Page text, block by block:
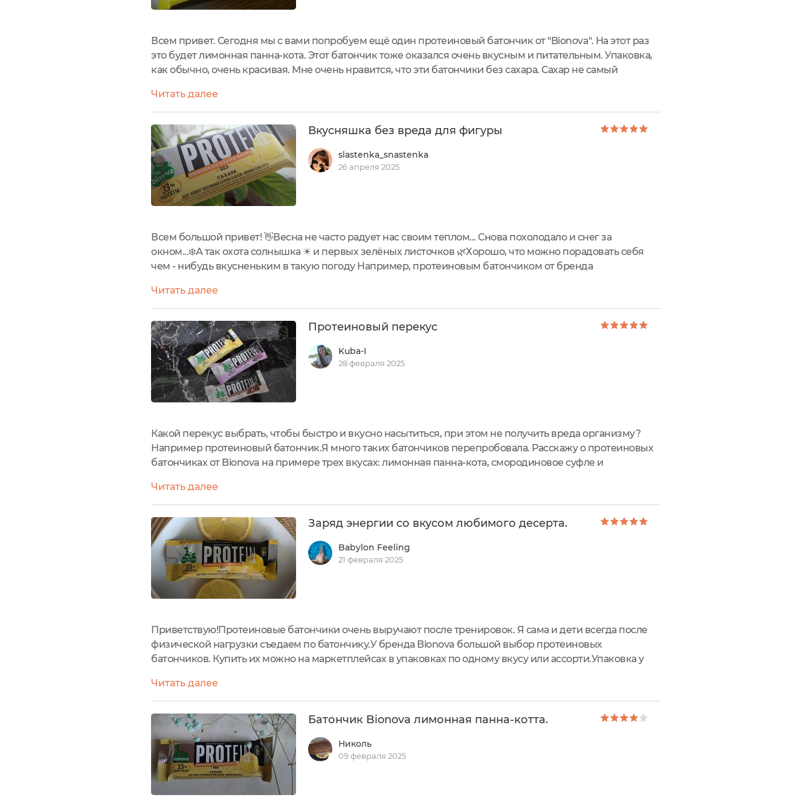
Всем привет. Сегодня мы с вами попробуем ещё один протеиновый батончик от "Bionova". На этот раз
это будет лимонная панна-кота. Этот батончик тоже оказался очень вкусным и питательным. Упаковка,
как обычно, очень красивая. Мне очень нравится, что эти батончики без сахара. Сахар не самый
помогут такие батончики,...
Читать далее
Вкусняшка без вреда для фигуры
slastenka_snastenka
26 апреля 2025
Всем большой привет! 👋Весна не часто радует нас своим теплом... Снова похолодало и снег за
окном...❄️А так охота солнышка ☀ и первых зелёных листочков 🌿Хорошо, что можно порадовать себя
чем - нибудь вкусненьким в такую погоду Например, протеиновым батончиком от бренда
открыть.Состав просто отличный, натуральный...
Читать далее
Протеиновый перекус
Kuba-I
28 февраля 2025
Какой перекус выбрать, чтобы быстро и вкусно насытиться, при этом не получить вреда организму?
Например протеиновый батончик.Я много таких батончиков перепробовала. Расскажу о протеиновых
батончиках от Bionova на примере трех вкусах: лимонная панна-кота, смородиновое суфле и
Кстати, это одна из их новинок. Раньше...
Читать далее
Заряд энергии со вкусом любимого десерта.
Babylon Feeling
21 февраля 2025
Приветствую!Протеиновые батончики очень выручают после тренировок. Я сама и дети всегда после
физической нагрузки съедаем по батончику.У бренда Bionova большой выбор протеиновых
батончиков. Купить их можно на маркетплейсах в упаковках по одному вкусу или ассорти.Упаковка у
следующая (в процентах указана доля...
Читать далее
Батончик Bionova лимонная панна-котта.
Николь
09 февраля 2025